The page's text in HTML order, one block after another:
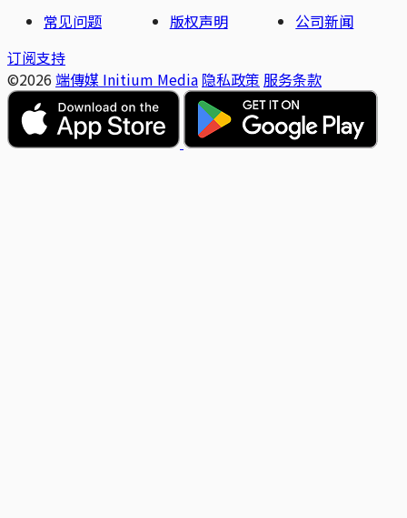
常见问题
版权声明
公司新闻
订阅支持
©2026 端傳媒 Initium Media 隐私政策 服务条款